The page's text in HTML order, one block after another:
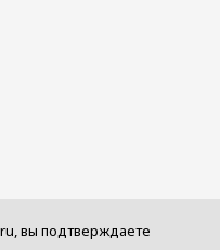
вы подтверждаете